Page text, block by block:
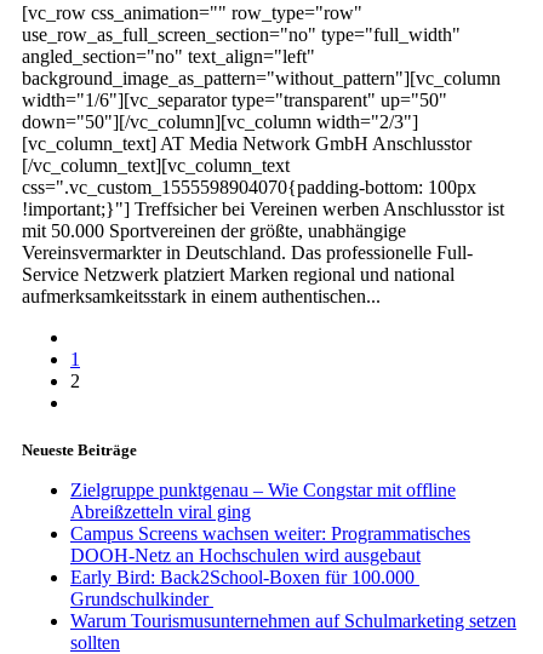
[vc_row css_animation="" row_type="row"
use_row_as_full_screen_section="no" type="full_width"
angled_section="no" text_align="left"
background_image_as_pattern="without_pattern"][vc_column
width="1/6"][vc_separator type="transparent" up="50"
down="50"][/vc_column][vc_column width="2/3"]
[vc_column_text] AT Media Network GmbH Anschlusstor
[/vc_column_text][vc_column_text
css=".vc_custom_1555598904070{padding-bottom: 100px
!important;}"] Treffsicher bei Vereinen werben Anschlusstor ist
mit 50.000 Sportvereinen der größte, unabhängige
Vereinsvermarkter in Deutschland. Das professionelle Full-
Service Netzwerk platziert Marken regional und national
aufmerksamkeitsstark in einem authentischen...
1
2
Neueste Beiträge
Zielgruppe punktgenau – Wie Congstar mit offline
Abreißzetteln viral ging
Campus Screens wachsen weiter: Programmatisches
DOOH-Netz an Hochschulen wird ausgebaut
Early Bird: Back2School-Boxen für 100.000
Grundschulkinder
Warum Tourismusunternehmen auf Schulmarketing setzen
sollten